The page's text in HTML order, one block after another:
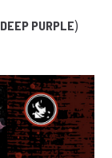
DEEP PURPLE)